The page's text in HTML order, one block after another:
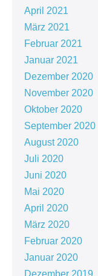
April 2021
März 2021
Februar 2021
Januar 2021
Dezember 2020
November 2020
Oktober 2020
September 2020
August 2020
Juli 2020
Juni 2020
Mai 2020
April 2020
März 2020
Februar 2020
Januar 2020
Dezember 2019